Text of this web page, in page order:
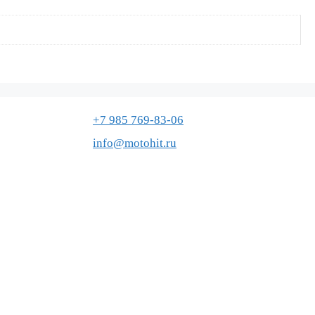
+7 985 769-83-06
info@motohit.ru